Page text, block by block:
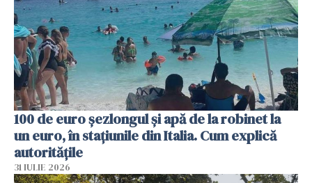
100 de euro șezlongul și apă de la robinet la
un euro, în stațiunile din Italia. Cum explică
autoritățile
31 IULIE 2026